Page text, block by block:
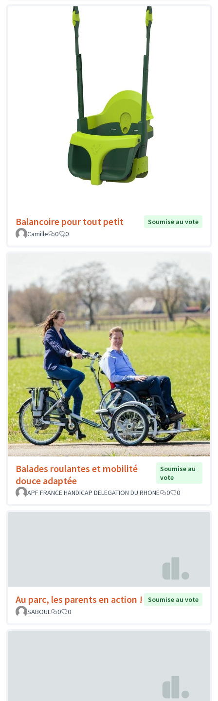
Balancoire pour tout petit
Soumise au vote
Camille
0 0
Balades roulantes et mobilité
douce adaptée
Soumise au
vote
APF FRANCE HANDICAP DELEGATION DU RHONE
0 0
Au parc, les parents en action !
Soumise au vote
SABOUL
0 0